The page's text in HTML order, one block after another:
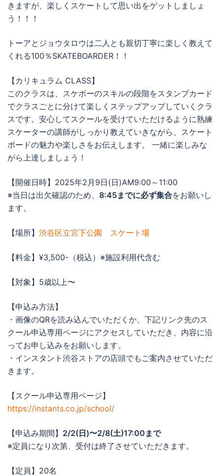
きますが、楽しくスケートして思い出をゲットしましょ
う！！！
トーアとジョウタロウは二人とも親切丁寧に楽しく教えて
くれる100％SKATEBOARDER！！
【カリキュラム CLASS】
このクラスは、スケボーのスキルの段階をスタンプカード
でクラスごとに分けて楽しくステップアップしていくクラ
スです。安心してスクールを受けていただけるように熟練
スケーターの講師がしっかり教えていきながら、スケート
ボードの魅力や楽しさをお伝えします。 一緒に楽しみな
がら上達しましょう！
【開催日時】2025年2月9日(日)AM9:00～11:00
※当日は出欠確認のため、 8:45までに必ず集合をお願いし
ます。
【場所】 渋谷区立宮下公園 スケート場
【料金】¥3,500-（税込）※施設利用代含む
【対象】5歳以上〜
【申込み方法】
・画像のQRを読み込んでいただくか、下記リンク先のス
クール申込専用ページにアクセスしていただき、内容に沿
ってお申し込みをお願いします。
・インスタント渋谷ストアの店頭でもご案内させていただ
きます。
【スクール申込専用ページ】
https://instants.co.jp/school/
【申込み期間】 2/2(日)〜2/8(土)17:00まで
※定員になり次第、受付は終了させていただきます。
【定員】20名